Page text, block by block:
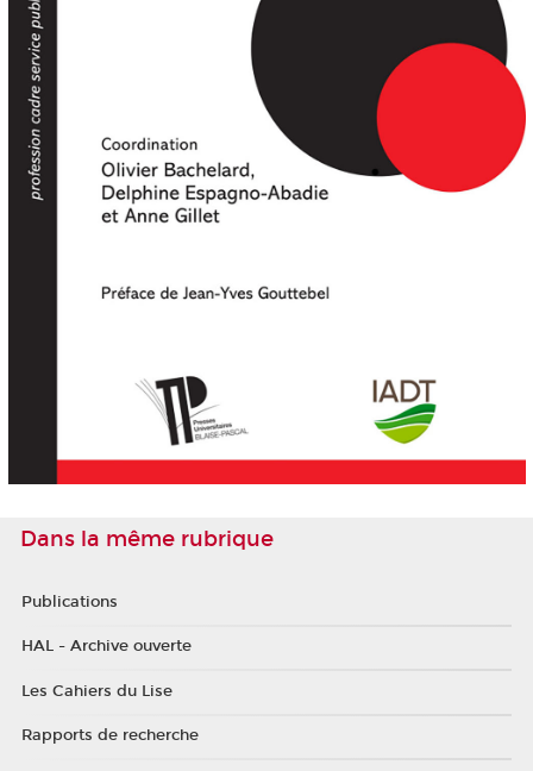
Dans la même rubrique
Publications
HAL - Archive ouverte
Les Cahiers du Lise
Rapports de recherche